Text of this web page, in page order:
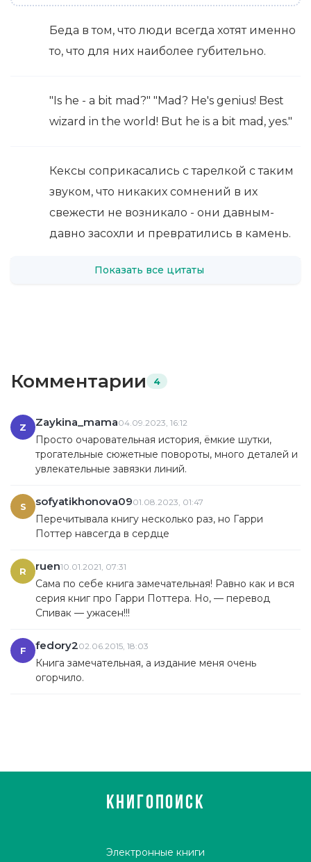
Беда в том, что люди всегда хотят именно
то, что для них наиболее губительно.
"Is he - a bit mad?" "Mad? He's genius! Best
wizard in the world! But he is a bit mad, yes."
Кексы соприкасались с тарелкой с таким
звуком, что никаких сомнений в их
свежести не возникало - они давным-
давно засохли и превратились в камень.
Показать все цитаты
Комментарии 4
Z Zaykina_mama04.09.2023, 16:12
Просто очаровательная история, ёмкие шутки,
трогательные сюжетные повороты, много деталей и
увлекательные завязки линий.
S sofyatikhonova0901.08.2023, 01:47
Перечитывала книгу несколько раз, но Гарри
Поттер навсегда в сердце
R ruen10.01.2021, 07:31
Сама по себе книга замечательная! Равно как и вся
серия книг про Гарри Поттера. Но, — перевод
Спивак — ужасен!!!
F fedory202.06.2015, 18:03
Книга замечательная, а издание меня очень
огорчило.
КНИГОПОИСК
Электронные книги